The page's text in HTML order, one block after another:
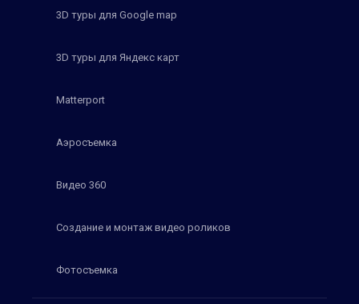
3D туры для Google map
3D туры для Яндекс карт
Matterport
Аэросъемка
Видео 360
Создание и монтаж видео роликов
Фотосъемка